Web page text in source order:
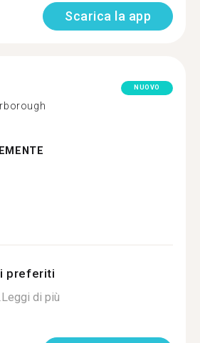
Scarica la app
NUOVO
preferiti
Leggi di più